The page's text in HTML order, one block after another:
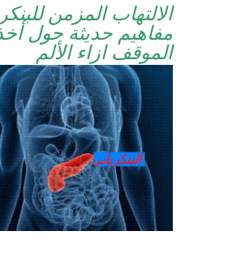
الالتهاب المزمن
مفاهيم حديثة حول
الموقف ازاء الألم